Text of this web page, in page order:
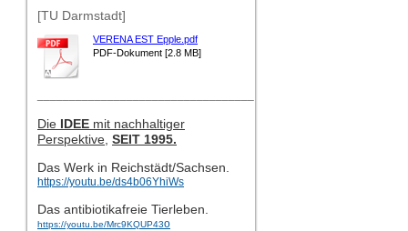
[TU Darmstadt]
VERENA EST Epple.pdf
PDF-Dokument [2.8 MB]
Die IDEE mit nachhaltiger
Perspektive, SEIT 1995.
Das Werk in Reichstädt/Sachsen.
https://youtu.be/ds4b06YhiWs
Das antibiotikafreie Tierleben.
https://youtu.be/Mrc9KQUP43o